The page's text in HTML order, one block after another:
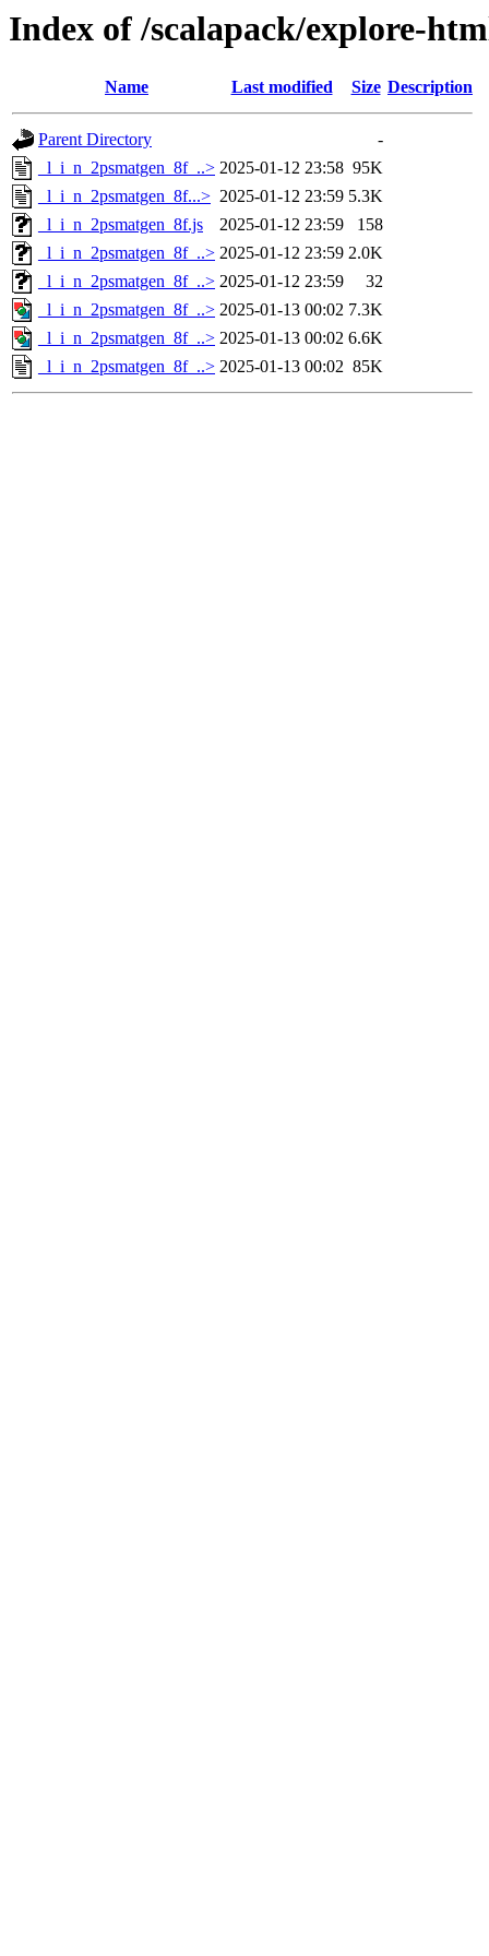
Index of /scalapack/explore-
Name Last modified Size Description
Parent Directory
-
_l_i_n_2psmatgen_8f_..> 2025-01-12 23:58 95K
_l_i_n_2psmatgen_8f...> 2025-01-12 23:59 5.3K
_l_i_n_2psmatgen_8f.js
2025-01-12 23:59
158
_l_i_n_2psmatgen_8f_..> 2025-01-12 23:59 2.0K
_l_i_n_2psmatgen_8f_..> 2025-01-12 23:59
32
_l_i_n_2psmatgen_8f_..> 2025-01-13 00:02 7.3K
_l_i_n_2psmatgen_8f_..> 2025-01-13 00:02 6.6K
_l_i_n_2psmatgen_8f_..> 2025-01-13 00:02 85K